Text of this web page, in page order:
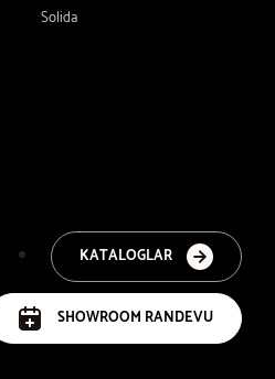
Solida
KATALOGLAR
SHOWROOM RANDEVU